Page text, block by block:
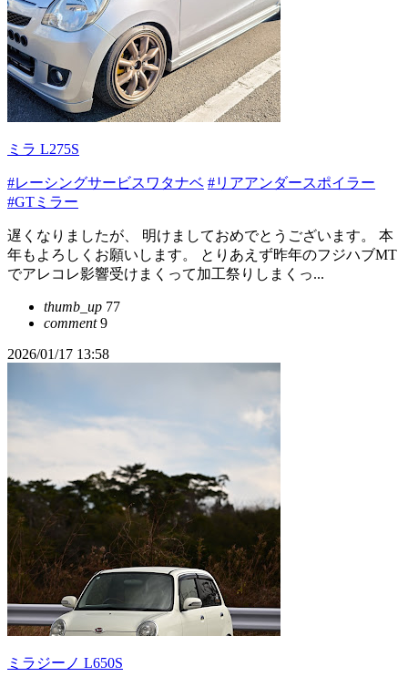
ミラ L275S
#レーシングサービスワタナベ #リアアンダースポイラー
#GTミラー
遅くなりましたが、 明けましておめでとうございます。 本
年もよろしくお願いします。 とりあえず昨年のフジハブMT
でアレコレ影響受けまくって加工祭りしまくっ...
thumb_up 77
comment9
2026/01/17 13:58
ミラジーノ L650S